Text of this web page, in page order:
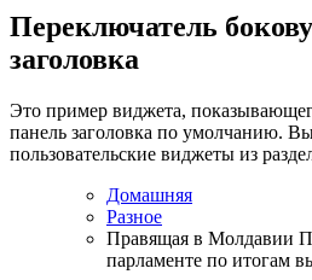
Переключатель
заголовка
Это пример виджета,
панель заголовка по умолчанию.
пользовательские виджеты из
Домашняя
Разное
Правящая в Молдавии
парламенте по итогам